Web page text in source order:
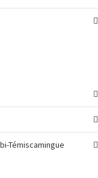
Témiscamingue